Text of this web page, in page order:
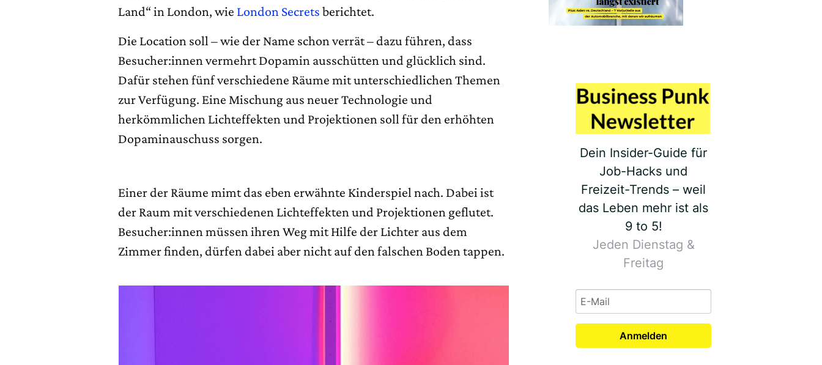
Land“ in London, wie London Secrets berichtet.
Die Location soll – wie der Name schon verrät – dazu führen, dass
Besucher:innen vermehrt Dopamin ausschütten und glücklich sind.
Dafür stehen fünf verschiedene Räume mit unterschiedlichen Themen
zur Verfügung. Eine Mischung aus neuer Technologie und
herkömmlichen Lichteffekten und Projektionen soll für den erhöhten
Dopaminauschuss sorgen.
Einer der Räume mimt das eben erwähnte Kinderspiel nach. Dabei ist
der Raum mit verschiedenen Lichteffekten und Projektionen geflutet.
Besucher:innen müssen ihren Weg mit Hilfe der Lichter aus dem
Zimmer finden, dürfen dabei aber nicht auf den falschen Boden tappen.
Dein Insider-Guide für
Job-Hacks und
Freizeit-Trends – weil
das Leben mehr ist als
9 to 5!
Jeden Dienstag &
Freitag
Anmelden